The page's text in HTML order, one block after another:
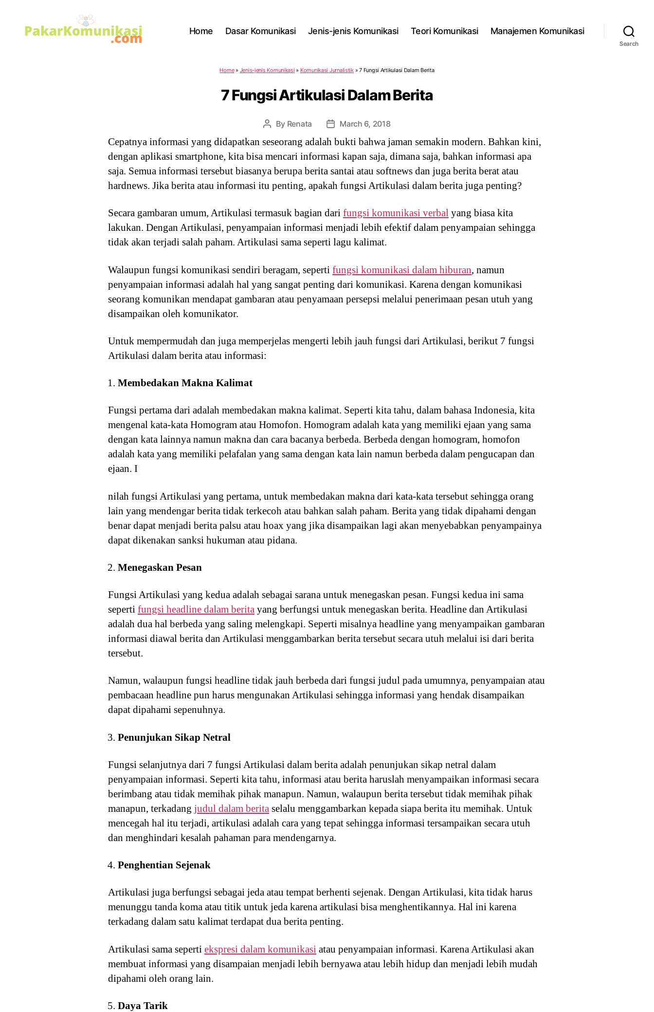
Home Dasar Komunikasi Jenis-jenis Komunikasi Teori Komunikasi Manajemen Komunikasi
Search
Home» Jenis-jenis Komunikasi » Komunikasi Jurnalistik»7 Fungsi Artikulasi Dalam Berita
7 Fungsi Artikulasi Dalam Berita
Post
By Renata
Post
date
March 6, 2018
Cepatnya informasi yang didapatkan seseorang adalah bukti bahwa jaman semakin modern. Bahkan kini,
dengan aplikasi smartphone, kita bisa mencari informasi kapan saja, dimana saja, bahkan informasi apa
saja. Semua informasi tersebut biasanya berupa berita santai atau softnews dan juga berita berat atau
hardnews. Jika berita atau informasi itu penting, apakah fungsi Artikulasi dalam berita juga penting?
Secara gambaran umum, Artikulasi termasuk bagian dari fungsi komunikasi verbal yang biasa kita
lakukan. Dengan Artikulasi, penyampaian informasi menjadi lebih efektif dalam penyampaian sehingga
tidak akan terjadi salah paham. Artikulasi sama seperti lagu kalimat.
Walaupun fungsi komunikasi sendiri beragam, seperti fungsi komunikasi dalam hiburan, namun
penyampaian informasi adalah hal yang sangat penting dari komunikasi. Karena dengan komunikasi
seorang komunikan mendapat gambaran atau penyamaan persepsi melalui penerimaan pesan utuh yang
disampaikan oleh komunikator.
Untuk mempermudah dan juga memperjelas mengerti lebih jauh fungsi dari Artikulasi, berikut 7 fungsi
Artikulasi dalam berita atau informasi:
Membedakan Makna Kalimat
Fungsi pertama dari adalah membedakan makna kalimat. Seperti kita tahu, dalam bahasa Indonesia, kita
mengenal kata-kata Homogram atau Homofon. Homogram adalah kata yang memiliki ejaan yang sama
dengan kata lainnya namun makna dan cara bacanya berbeda. Berbeda dengan homogram, homofon
adalah kata yang memiliki pelafalan yang sama dengan kata lain namun berbeda dalam pengucapan dan
ejaan. I
nilah fungsi Artikulasi yang pertama, untuk membedakan makna dari kata-kata tersebut sehingga orang
lain yang mendengar berita tidak terkecoh atau bahkan salah paham. Berita yang tidak dipahami dengan
benar dapat menjadi berita palsu atau hoax yang jika disampaikan lagi akan menyebabkan penyampainya
dapat dikenakan sanksi hukuman atau pidana.
Menegaskan Pesan
Fungsi Artikulasi yang kedua adalah sebagai sarana untuk menegaskan pesan. Fungsi kedua ini sama
seperti fungsi headline dalam berita yang berfungsi untuk menegaskan berita. Headline dan Artikulasi
adalah dua hal berbeda yang saling melengkapi. Seperti misalnya headline yang menyampaikan gambaran
informasi diawal berita dan Artikulasi menggambarkan berita tersebut secara utuh melalui isi dari berita
tersebut.
Namun, walaupun fungsi headline tidak jauh berbeda dari fungsi judul pada umumnya, penyampaian atau
pembacaan headline pun harus mengunakan Artikulasi sehingga informasi yang hendak disampaikan
dapat dipahami sepenuhnya.
Penunjukan Sikap Netral
Fungsi selanjutnya dari 7 fungsi Artikulasi dalam berita adalah penunjukan sikap netral dalam
penyampaian informasi. Seperti kita tahu, informasi atau berita haruslah menyampaikan informasi secara
berimbang atau tidak memihak pihak manapun. Namun, walaupun berita tersebut tidak memihak pihak
manapun, terkadang judul dalam berita selalu menggambarkan kepada siapa berita itu memihak. Untuk
mencegah hal itu terjadi, artikulasi adalah cara yang tepat sehingga informasi tersampaikan secara utuh
dan menghindari kesalah pahaman para mendengarnya.
Penghentian Sejenak
Artikulasi juga berfungsi sebagai jeda atau tempat berhenti sejenak. Dengan Artikulasi, kita tidak harus
menunggu tanda koma atau titik untuk jeda karena artikulasi bisa menghentikannya. Hal ini karena
terkadang dalam satu kalimat terdapat dua berita penting.
Artikulasi sama seperti ekspresi dalam komunikasi atau penyampaian informasi. Karena Artikulasi akan
membuat informasi yang disampaian menjadi lebih bernyawa atau lebih hidup dan menjadi lebih mudah
dipahami oleh orang lain.
Daya Tarik